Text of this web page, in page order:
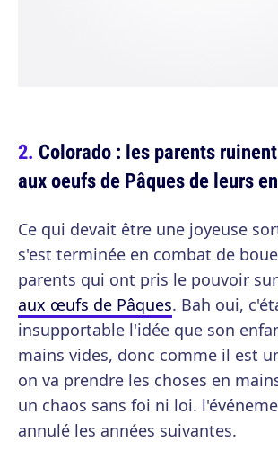
Colorado : les parents
aux oeufs de Pâques de leurs
Ce qui devait être une joyeuse
s'est terminée en combat de
parents qui ont pris le pouvoir sur
aux œufs de Pâques. Bah oui,
insupportable l'idée que son
mains vides, donc comme il est
on va prendre les choses en
un chaos sans foi ni loi.
annulé les années suivantes.